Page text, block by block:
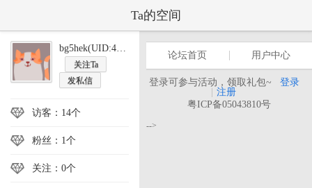
Ta的空间
bg5hek(UID:417671)
关注Ta
发私信
访客：14个
粉丝：1个
关注：0个
论坛首页 用户中心
登录可参与活动，领取礼包~
登录
注册
粤ICP备05043810号
-->